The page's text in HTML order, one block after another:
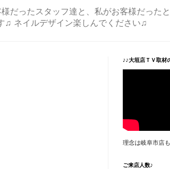
だったスタッフ達と、私がお客様だったと
♫ ネイルデザイン楽しんでください♫
♪♪大垣店ＴＶ取材
理念は岐阜市店
ご来店人数♪